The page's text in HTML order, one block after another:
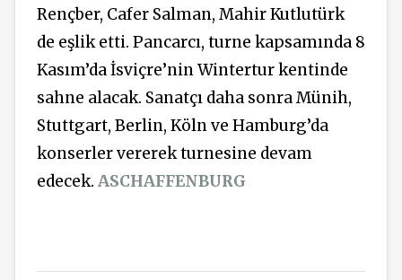
Rençber, Cafer Salman, Mahir Kutlutürk
de eşlik etti. Pancarcı, turne kapsamında 8
Kasım’da İsviçre’nin Wintertur kentinde
sahne alacak. Sanatçı daha sonra Münih,
Stuttgart, Berlin, Köln ve Hamburg’da
konserler vererek turnesine devam
edecek. ASCHAFFENBURG